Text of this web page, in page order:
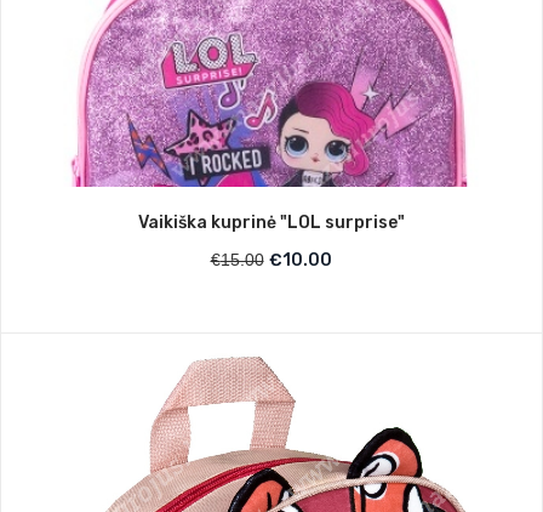
Vaikiška kuprinė "LOL surprise"
€15.00 €10.00